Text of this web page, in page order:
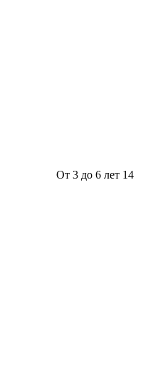
От 3 до 6 лет 14